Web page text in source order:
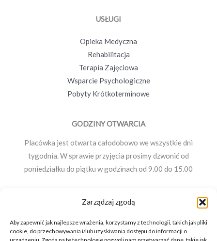
Zarządzaj zgodą
Aby zapewnić jak najlepsze wrażenia, korzystamy z technologii, takich jak pliki
cookie, do przechowywania i/lub uzyskiwania dostępu do informacji o
USŁUGI
Opieka Medyczna
Rehabilitacja
Terapia Zajęciowa
Wsparcie Psychologiczne
Pobyty Krótkoterminowe
GODZINY OTWARCIA
Placówka jest otwarta całodobowo we wszystkie dni
tygodnia. W sprawie przyjęcia prosimy dzwonić od
poniedziałku do piątku w godzinach od 9.00 do 15.00
Korzenno 42, 26-035 Korzenno